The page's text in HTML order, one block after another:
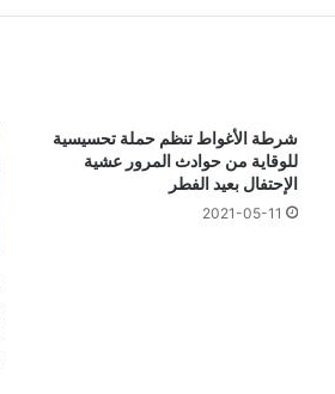
شرطة الأغواط تنظم حملة تحسيسية
للوقاية من حوادث المرور عشية
الإحتفال بعيد الفطر
2021-05-11